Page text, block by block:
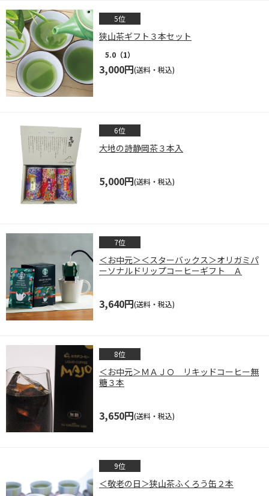
狭山茶ギフト３本セット
5.0 （1）
3,000円(送料・税込)
大地の詩静岡茶３本入
5,000円(送料・税込)
＜お中元＞＜スターバックス＞オリガミパ
ーソナルドリップコーヒーギフト Ａ
3,640円(送料・税込)
＜お中元＞ＭＡＪＯ リキッドコーヒー無
糖３本
3,650円(送料・税込)
＜敬老の日＞狭山茶ふくろう缶２本